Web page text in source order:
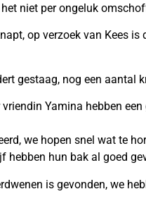
niet per ongeluk
op verzoek van Kees
gestaag, nog een aantal
Yamina hebben
we hopen snel wat te
hun bak al goed
is gevonden, we